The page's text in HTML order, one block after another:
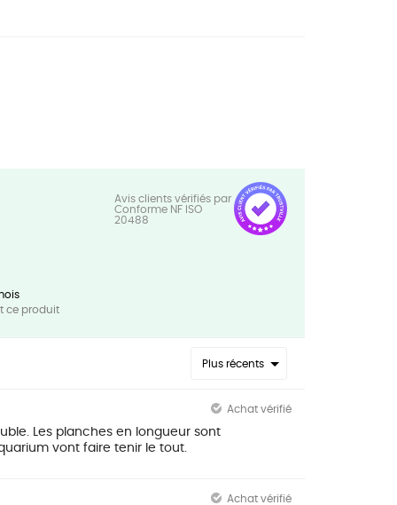
ce produit
Plus récents
Achat vérifié
Les planches en longueur sont
vont faire tenir le tout.
Achat vérifié